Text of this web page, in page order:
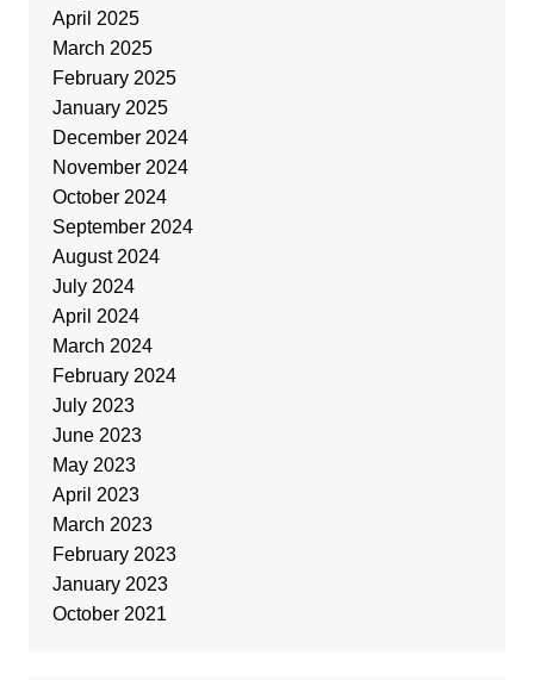
April 2025
March 2025
February 2025
January 2025
December 2024
November 2024
October 2024
September 2024
August 2024
July 2024
April 2024
March 2024
February 2024
July 2023
June 2023
May 2023
April 2023
March 2023
February 2023
January 2023
October 2021